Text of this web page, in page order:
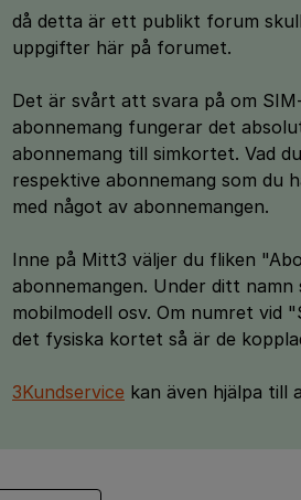
då detta är ett publikt forum
uppgifter här på forumet.
Det är svårt att svara på om
abonnemang fungerar det
abonnemang till simkortet. Vad
respektive abonnemang som
med något av abonnemangen.
Inne på Mitt3 väljer du fliken
abonnemangen. Under ditt
mobilmodell osv. Om numret vid
det fysiska kortet så är de
3Kundservice kan även hjälpa till